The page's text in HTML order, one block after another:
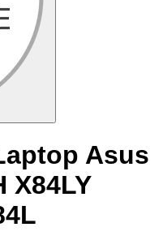
Asus
X84LY